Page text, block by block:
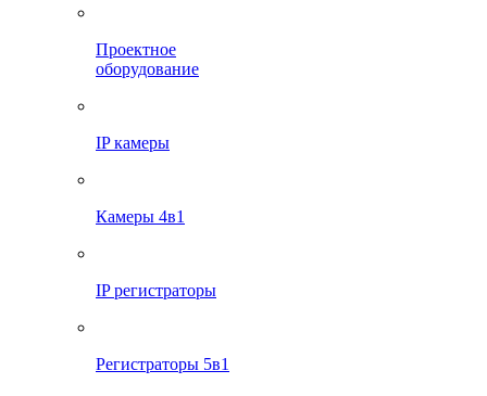
Проектное
оборудование
IP камеры
Камеры 4в1
IP регистраторы
Регистраторы 5в1